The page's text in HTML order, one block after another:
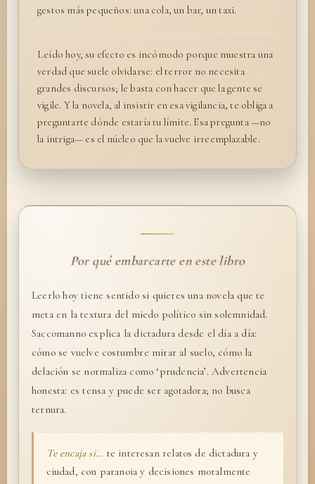
gestos más pequeños: una cola, un bar, un taxi.
Leído hoy, su efecto es incómodo porque muestra una
verdad que suele olvidarse: el terror no necesita
grandes discursos; le basta con hacer que la gente se
vigile. Y la novela, al insistir en esa vigilancia, te obliga a
preguntarte dónde estaría tu límite. Esa pregunta —no
la intriga— es el núcleo que la vuelve irreemplazable.
Por qué embarcarte en este libro
Leerlo hoy tiene sentido si quieres una novela que te
meta en la textura del miedo político sin solemnidad.
Saccomanno explica la dictadura desde el día a día:
cómo se vuelve costumbre mirar al suelo, cómo la
delación se normaliza como ‘prudencia’. Advertencia
honesta: es tensa y puede ser agotadora; no busca
ternura.
Te encaja si… te interesan relatos de dictadura y
ciudad, con paranoia y decisiones moralmente